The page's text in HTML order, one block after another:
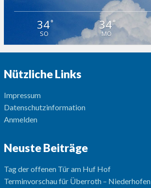
34°
SO
34°
MO
Nützliche Links
Impressum
Datenschutzinformation
Anmelden
Neuste Beiträge
Tag der offenen Tür am Huf Hof
Terminvorschau für Überroth – Niederhofen